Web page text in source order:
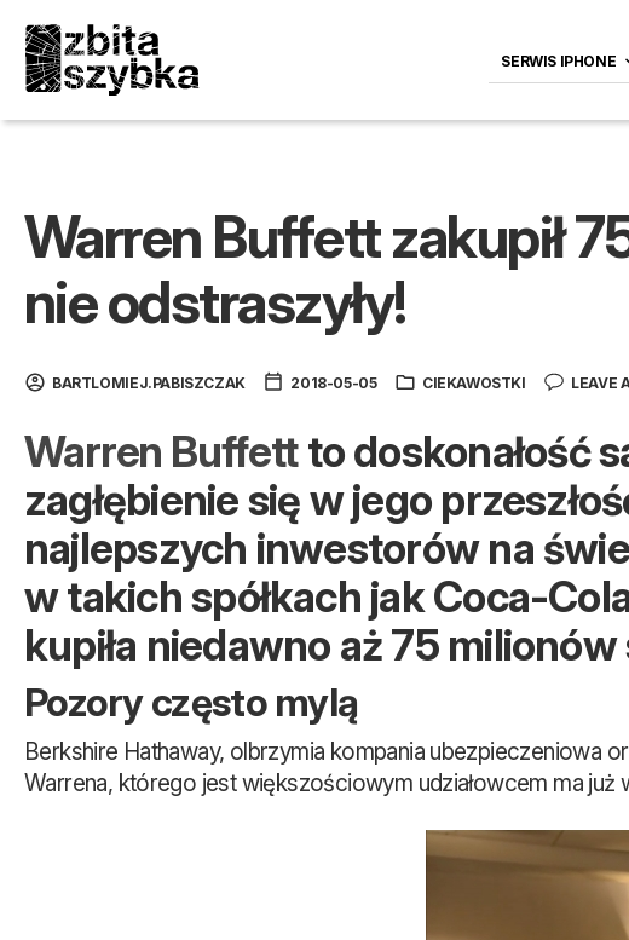
SERWIS IPHONE
Warren Buffett zakupił
nie odstraszyły!
BARTLOMIEJ.PABISZCZAK 2018-05-05 CIEKAWOSTKI LEAVE
Warren Buffettto doskonałość
zagłębienie się w jego
najlepszych inwestorów na
w takich spółkach jak Coca-
kupiła niedawno aż 75
Pozory często mylą
Berkshire Hathaway, olbrzymia kompania ubezpieczeniowa
Warrena, którego jest większościowym udziałowcem ma